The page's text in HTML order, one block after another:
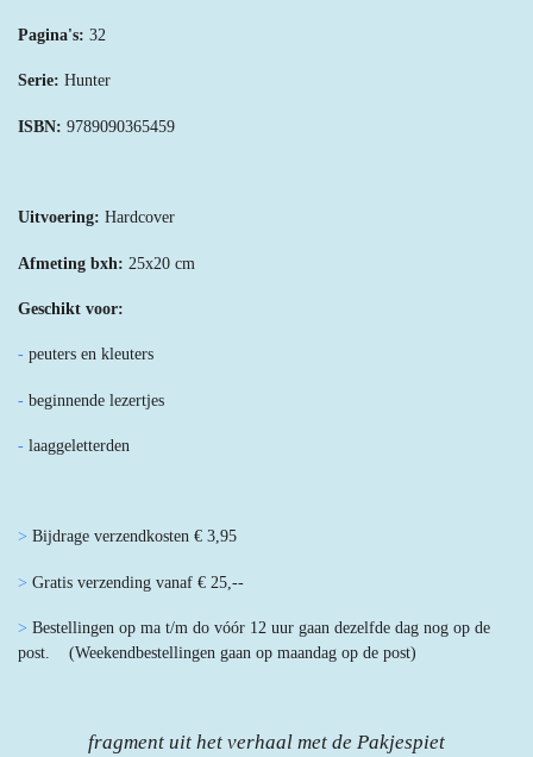
Pagina's: 32
Serie: Hunter
ISBN: 9789090365459
Uitvoering: Hardcover
Afmeting bxh: 25x20 cm
Geschikt voor:
- peuters en kleuters
- beginnende lezertjes
- laaggeletterden
> Bijdrage verzendkosten € 3,95
> Gratis verzending vanaf € 25,--
> Bestellingen op ma t/m do vóór 12 uur gaan dezelfde dag nog op de
post. (Weekendbestellingen gaan op maandag op de post)
fragment uit het verhaal met de Pakjespiet